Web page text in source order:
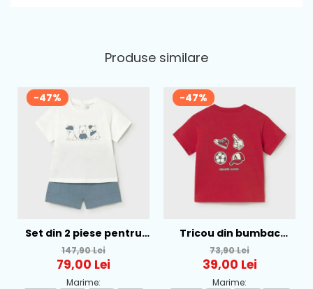
Produse similare
-47%
Set din 2 piese pentru
baieti Mayoral, Alb-
Albastru - 1665-31
147,90 Lei
79,00 Lei
Marime:
-47%
Tricou din bumbac
pentru baieti Mayoral,
Tomato - 1007-79
73,90 Lei
39,00 Lei
Marime: